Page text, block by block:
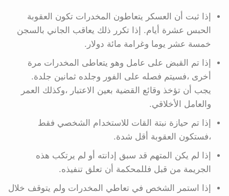
إذا ثبت أن العسكر يتعاطون المخدرات تكون العقوبة
الحبس عشرة أيام. إذا تكرر ذلك يعاقب الجاني بالسجن
خمسة عشر يوما وغرامة مائة دولار.
إذا تم القبض على عامل وهو يتعاطى المخدرات مرة
أخرى ،فسيتم فصله على الفور وجلده ثمانين جلدة.
يجب أن تؤخذ وقائع القضية بعين الاعتبار ،وكذلك العمر
والعامل الأخلاقي.
إذا تم حيازة نبتة القات للاستخدام الشخصي فقط
،فستكون العقوبة أقل شدة.
إذا لم يكن المتهم قد سبق إدانته أو لم يرتكب هذه
الجريمة من قبل فللمحكمة أن تعلق تنفيذه.
إذا استمر الشخص في تعاطي المخدرات ولم يتوقف خلال